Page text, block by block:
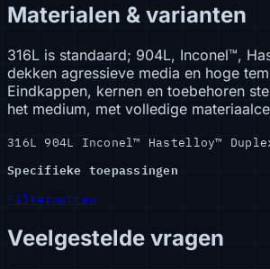
Materialen & varianten
316L is standaard; 904L, Inconel™,
dekken agressieve media en hoge
Eindkappen, kernen en toebehoren
het medium, met volledige
316L 904L Inconel™ Hastelloy™
Specifieke toepassingen
Filtermatten
Veelgestelde vragen